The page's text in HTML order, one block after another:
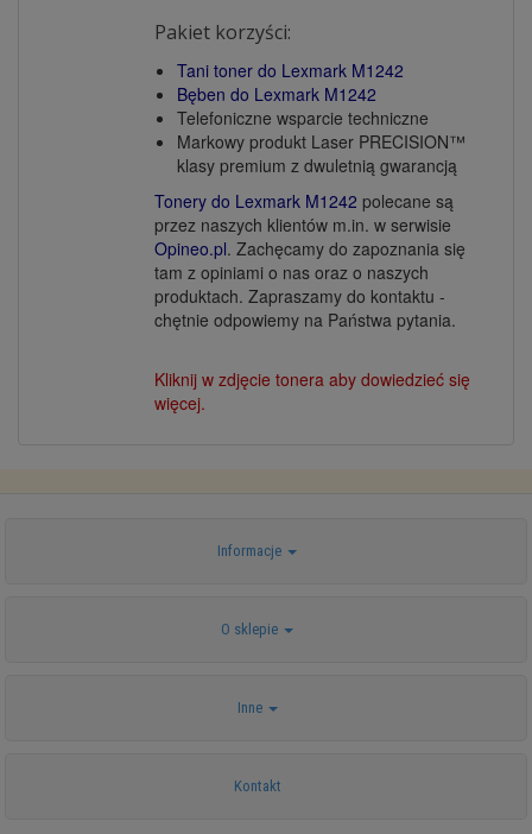
Pakiet korzyści:
Tani toner do Lexmark M1242
Bęben do Lexmark M1242
Telefoniczne wsparcie techniczne
Markowy produkt Laser PRECISION™
klasy premium z dwuletnią gwarancją
Tonery do Lexmark M1242 polecane są
przez naszych klientów m.in. w serwisie
Opineo.pl. Zachęcamy do zapoznania się
tam z opiniami o nas oraz o naszych
produktach. Zapraszamy do kontaktu -
chętnie odpowiemy na Państwa pytania.
Kliknij w zdjęcie tonera aby dowiedzieć się
więcej.
Informacje
O sklepie
Inne
Kontakt